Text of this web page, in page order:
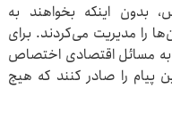
بدون اینکه بخواهند به
را مدیریت می‌کردند. برای
به مسائل اقتصادی اختصاص
پیام را صادر کنند که هیچ